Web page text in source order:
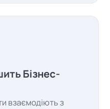
Бізнес-
взаємодіють з